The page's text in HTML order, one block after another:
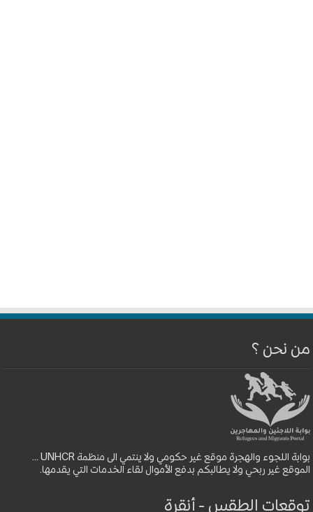
من نحن ؟
بوابة اللجوء والهجرة موقع غير حكومي ولا ينتمي الى منظمة UNHCR ...
الموقع غير ربحي ولا يطالبكم بدفع الأموال لقاء الخدمات التي يقدمها.
توقعات الطقس - أنقرة